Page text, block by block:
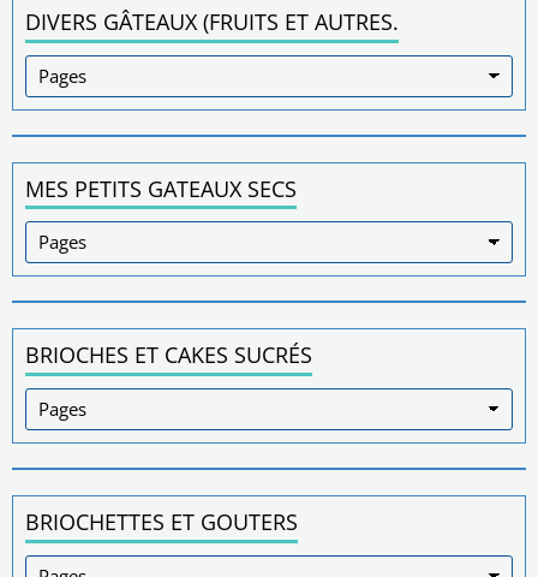
DIVERS GÂTEAUX (FRUITS ET AUTRES.
MES PETITS GATEAUX SECS
BRIOCHES ET CAKES SUCRÉS
BRIOCHETTES ET GOUTERS